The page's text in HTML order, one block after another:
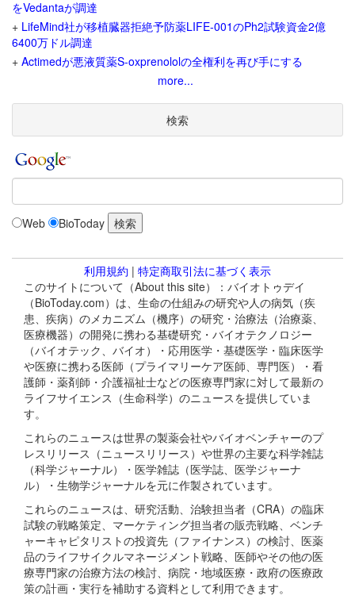
をVedantaが調達
+ LifeMind社が移植臓器拒絶予防薬LIFE-001のPh2試験資金2億
6400万ドル調達
+ Actimedが悪液質薬S-oxprenololの全権利を再び手にする
more...
検索
Web BioToday
利用規約 | 特定商取引法に基づく表示
このサイトについて（About this site）：バイオトゥデイ
（BioToday.com）は、生命の仕組みの研究や人の病気（疾
患、疾病）のメカニズム（機序）の研究・治療法（治療薬、
医療機器）の開発に携わる基礎研究・バイオテクノロジー
（バイオテック、バイオ）・応用医学・基礎医学・臨床医学
や医療に携わる医師（プライマリーケア医師、専門医）・看
護師・薬剤師・介護福祉士などの医療専門家に対して最新の
ライフサイエンス（生命科学）のニュースを提供していま
す。
これらのニュースは世界の製薬会社やバイオベンチャーのプ
レスリリース（ニュースリリース）や世界の主要な科学雑誌
（科学ジャーナル）・医学雑誌（医学誌、医学ジャーナ
ル）・生物学ジャーナルを元に作製されています。
これらのニュースは、研究活動、治験担当者（CRA）の臨床
試験の戦略策定、マーケティング担当者の販売戦略、ベンチ
ャーキャピタリストの投資先（ファイナンス）の検討、医薬
品のライフサイクルマネージメント戦略、医師やその他の医
療専門家の治療方法の検討、病院・地域医療・政府の医療政
策の計画・実行を補助する資料として利用できます。